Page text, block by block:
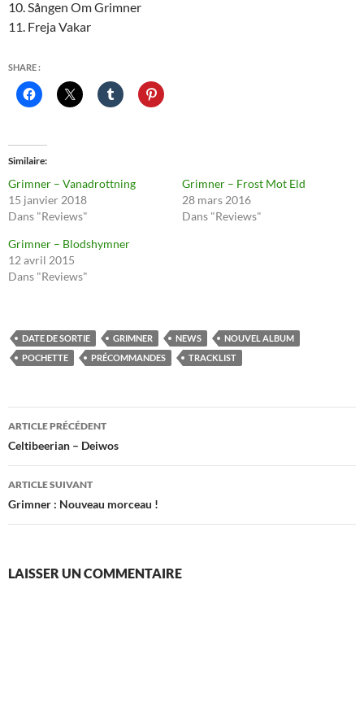
10. Sången Om Grimner
11. Freja Vakar
SHARE :
Similaire
Grimner – Vanadrottning
15 janvier 2018
Dans "Reviews"
Grimner – Frost Mot Eld
28 mars 2016
Dans "Reviews"
Grimner – Blodshymner
12 avril 2015
Dans "Reviews"
DATE DE SORTIE GRIMNER NEWS
NOUVEL ALBUM
POCHETTE
PRÉCOMMANDES TRACKLIST
Navigation
des
articles
ARTICLE PRÉCÉDENT
Celtibeerian – Deiwos
ARTICLE SUIVANT
Grimner : Nouveau morceau !
LAISSER UN COMMENTAIRE